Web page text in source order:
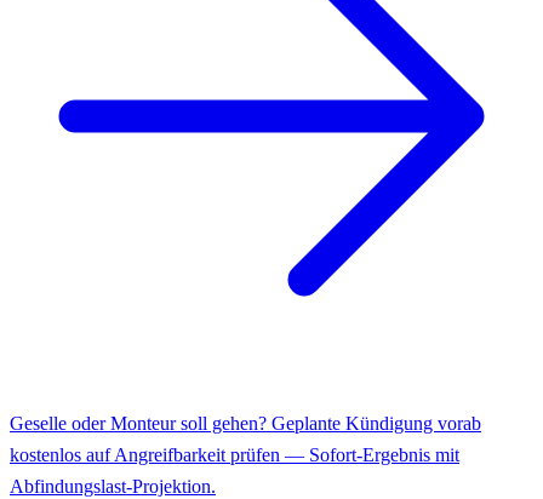
Geselle oder Monteur soll gehen? Geplante Kündigung vorab
kostenlos auf Angreifbarkeit prüfen — Sofort-Ergebnis mit
Abfindungslast-Projektion.